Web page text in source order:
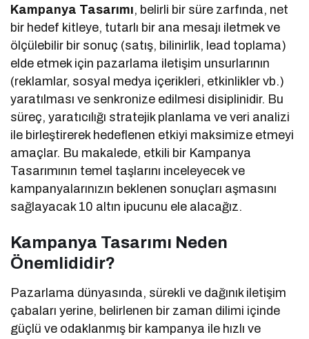
Kampanya Tasarımı, belirli bir süre zarfında, net
bir hedef kitleye, tutarlı bir ana mesajı iletmek ve
ölçülebilir bir sonuç (satış, bilinirlik, lead toplama)
elde etmek için pazarlama iletişim unsurlarının
(reklamlar, sosyal medya içerikleri, etkinlikler vb.)
yaratılması ve senkronize edilmesi disiplinidir. Bu
süreç, yaratıcılığı stratejik planlama ve veri analizi
ile birleştirerek hedeflenen etkiyi maksimize etmeyi
amaçlar. Bu makalede, etkili bir Kampanya
Tasarımının temel taşlarını inceleyecek ve
kampanyalarınızın beklenen sonuçları aşmasını
sağlayacak 10 altın ipucunu ele alacağız.
Kampanya Tasarımı Neden
Önemlididir?
Pazarlama dünyasında, sürekli ve dağınık iletişim
çabaları yerine, belirlenen bir zaman dilimi içinde
güçlü ve odaklanmış bir kampanya ile hızlı ve